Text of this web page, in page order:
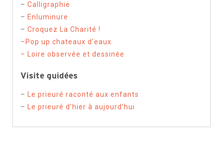
– Calligraphie
– Enluminure
– Croquez La Charité !
–Pop up chateaux d’eaux
– Loire observée et dessinée
Visite guidées
–
Le prieuré raconté aux enfants
–
Le prieuré d’hier à aujourd’hui